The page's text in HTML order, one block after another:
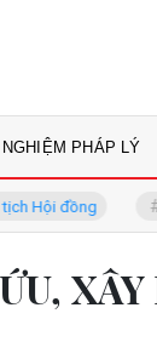
PHÁP LÝ
đồng TS.